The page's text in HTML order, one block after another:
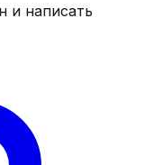
и написать